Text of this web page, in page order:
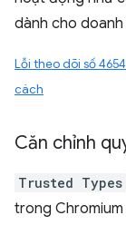
dành cho
Lỗi theo dõi số
cách
Căn chỉnh
Trusted Types
trong